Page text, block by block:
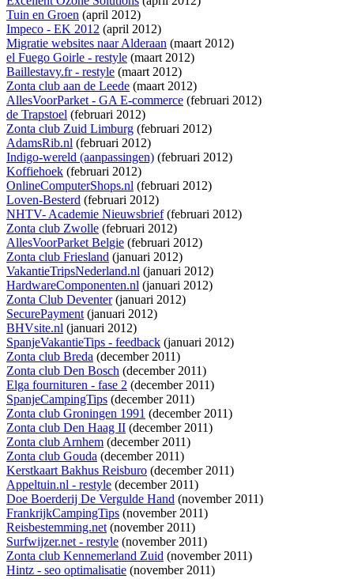
Tuin en Groen (april 2012)
Impeco - EK 2012 (april 2012)
Migratie websites naar Alderaan (maart 2012)
el Fuego Goirle - restyle (maart 2012)
Baillestavy.fr - restyle (maart 2012)
Zonta club aan de Leede (maart 2012)
AllesVoorParket - GA E-commerce (februari 2012)
de Trapstoel (februari 2012)
Zonta club Zuid Limburg (februari 2012)
AdamsRib.nl (februari 2012)
Indigo-wereld (aanpassingen) (februari 2012)
Koffiehoek (februari 2012)
OnlineComputerShops.nl (februari 2012)
Loven-Besterd (februari 2012)
NHTV- Academie Nieuwsbrief(februari 2012)
Zonta club Zwolle (februari 2012)
AllesVoorParket Belgie (februari 2012)
Zonta club Friesland (januari 2012)
VakantieTripsNederland.nl (januari 2012)
HardwareComponenten.nl (januari 2012)
Zonta Club Deventer(januari 2012)
SecurePayment(januari 2012)
BHVsite.nl (januari 2012)
SpanjeVakantieTips - feedback (januari 2012)
Zonta club Breda (december 2011)
Zonta club Den Bosch (december 2011)
Elga fournituren - fase 2 (december 2011)
SpanjeCampingTips (december 2011)
Zonta club Groningen 1991 (december 2011)
Zonta club Den Haag II (december 2011)
Zonta club Arnhem (december 2011)
Zonta club Gouda (december 2011)
Kerstkaart Bakhus Reisburo (december 2011)
Appeltuin.nl - restyle (december 2011)
Doe Boerderij De Vergulde Hand (november 2011)
FrankrijkCampingTips (november 2011)
Reisbestemming.net(november 2011)
Surfwijzer.net - restyle (november 2011)
Zonta club Kennemerland Zuid (november 2011)
Hintz - seo optimalisatie (november 2011)